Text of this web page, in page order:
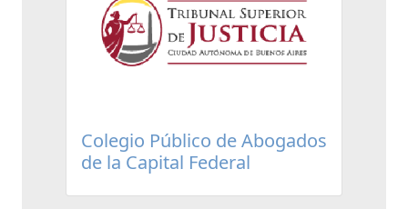
Colegio Público de Abogados
de la Capital Federal